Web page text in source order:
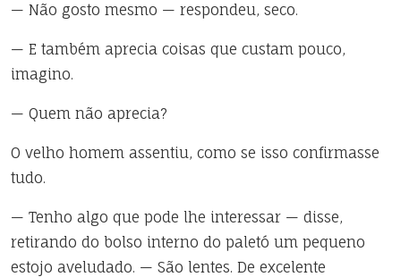
— Não gosto mesmo — respondeu, seco.
— E também aprecia coisas que custam pouco,
imagino.
— Quem não aprecia?
O velho homem assentiu, como se isso confirmasse
tudo.
— Tenho algo que pode lhe interessar — disse,
retirando do bolso interno do paletó um pequeno
estojo aveludado. — São lentes. De excelente